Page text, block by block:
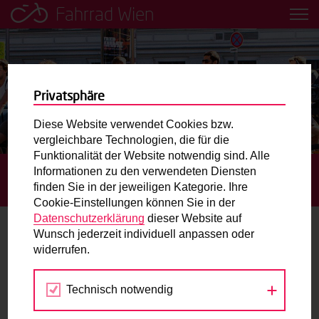
Fahrrad Wien
Leih dir einfach ein Transportfahrrad in deiner Nähe aus!
Mobilitätsbildung für Kinder und
Jugendliche
Radweg-Projektkarte
Routenplaner
Mit dem Fahrrad in Wien unterwegs? Hier finden Sie die
beste Route.
Wunschbox
Sie haben ein Anliegen zum Radverkehr? Schreiben Sie
STARTSEITE BLOG
ARGUS BIKE FESTIVAL – GROSSES F
EST ZUM RADFAHREN
Argus Bike Festival – Großes Fest zum
Radfahren
Privatsphäre
Diese Website verwendet Cookies bzw.
vergleichbare Technologien, die für die
Funktionalität der Website notwendig sind. Alle
Informationen zu den verwendeten Diensten
finden Sie in der jeweiligen Kategorie. Ihre
Cookie-Einstellungen können Sie in der
Datenschutzerklärung dieser Website auf
Wunsch jederzeit individuell anpassen oder
widerrufen.
Technisch notwendig